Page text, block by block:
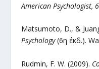
American Psychologist,
Matsumoto, D., &
Psychology(6η έκδ.).
Rudmin, F. W. (2009).